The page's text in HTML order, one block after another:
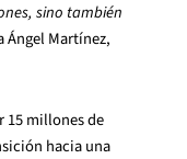
sino también
Ángel Martínez,
15 millones de
hacia una